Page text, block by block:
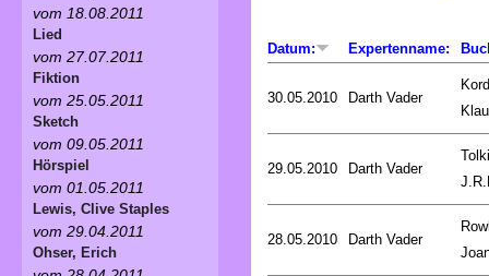
Datum: Expertenname:
30.05.2010 Darth Vader
29.05.2010 Darth Vader
28.05.2010 Darth Vader
vom 18.08.2011
Lied
vom 27.07.2011
Fiktion
vom 25.05.2011
Sketch
vom 09.05.2011
Hörspiel
vom 01.05.2011
Lewis, Clive Staples
vom 29.04.2011
Ohser, Erich